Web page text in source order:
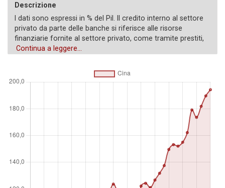
Descrizione
I dati sono espressi in % del Pil. Il credito interno al settore
privato da parte delle banche si riferisce alle risorse
finanziarie fornite al settore privato, come tramite prestiti,
acquisti di titoli non azionari e crediti commerciali e altri
alcuni paesi, queste richieste includono il credito alle
imprese pubbliche.
%
Continua a leggere...